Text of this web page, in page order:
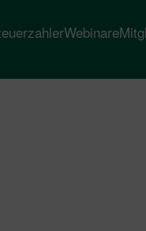
Webinare